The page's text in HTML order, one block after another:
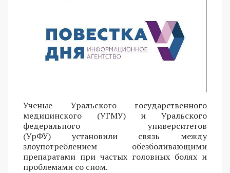
Ученые Уральского государственного
медицинского (УГМУ) и Уральского
федерального университетов
(УрФУ) установили связь между
злоупотреблением обезболивающими
препаратами при частых головных болях и
проблемами со сном.